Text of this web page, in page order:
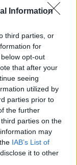
Information
third parties, or
for
opt-out
that after your
seeing
utilized by
parties prior to
the further
parties on the
may
IAB’s List of
it to other
i
–
wielkich firm
że AI nie może
przez Jezusa.
jako
oceniać jej
nie wyłącznie